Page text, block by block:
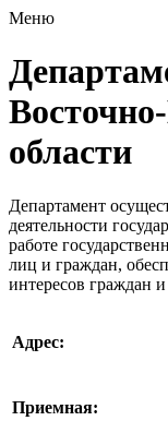
Меню
области
Департамент
деятельности
работе
лиц и граждан,
интересов граждан
Адрес:
Приемная: